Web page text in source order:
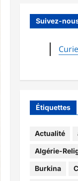
Suivez-
Étiquettes
Actualité
Algérie-
Burkina